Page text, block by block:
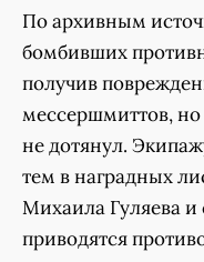
По архивным
бомбивших
получив
мессершмиттов, но
не дотянул.
тем в наградных
Михаила Гуляева
приводятся